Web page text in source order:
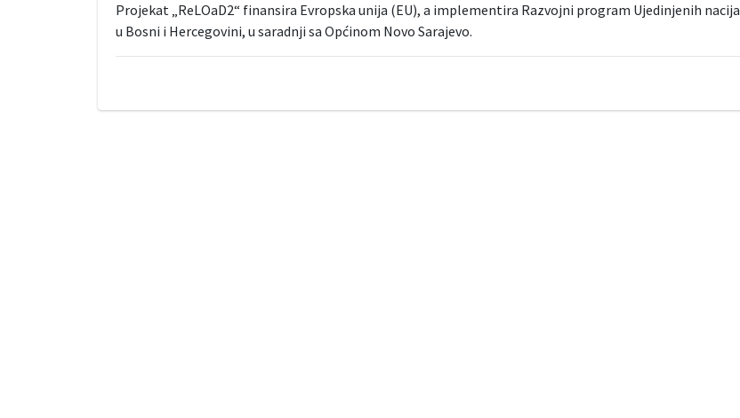
Projekat „ReLOaD2“ finansira Evropska unija (EU), a implementira Razvojni program Ujedinjenih nacija
u Bosni i Hercegovini, u saradnji sa Općinom Novo Sarajevo.